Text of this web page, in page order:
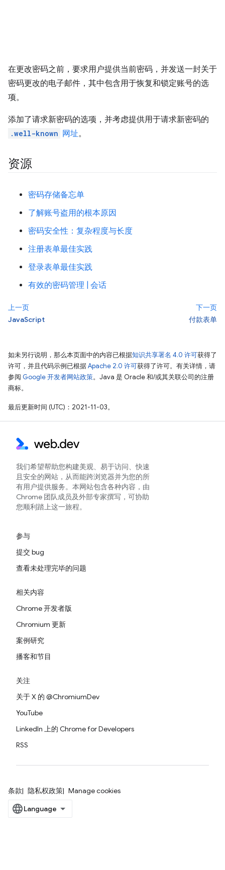
在更改密码之前，要求用户提供当前密码，并发送一封关于
密码更改的电子邮件，其中包含用于恢复和锁定账号的选
项。
添加了请求新密码的选项，并考虑提供用于请求新密码的
.well-known 网址。
资源
密码存储备忘单
了解账号盗用的根本原因
密码安全性：复杂程度与长度
注册表单最佳实践
登录表单最佳实践
有效的密码管理 | 会话
上一页
JavaScript
下一页
付款表单
如未另行说明，那么本页面中的内容已根据知识共享署名 4.0 许可获得了
许可，并且代码示例已根据Apache 2.0 许可获得了许可。有关详情，请
参阅 Google 开发者网站政策。Java 是 Oracle 和/或其关联公司的注册
商标。
最后更新时间 (UTC)：2021-11-03。
我们希望帮助您构建美观、易于访问、快速
且安全的网站，从而能跨浏览器并为您的所
有用户提供服务。本网站包含各种内容，由
Chrome 团队成员及外部专家撰写，可协助
您顺利踏上这一旅程。
参与
提交 bug
查看未处理完毕的问题
相关内容
Chrome 开发者版
Chromium 更新
案例研究
播客和节目
关注
关于 X 的 @ChromiumDev
YouTube
LinkedIn 上的 Chrome for Developers
RSS
条款 隐私权政策 Manage cookies